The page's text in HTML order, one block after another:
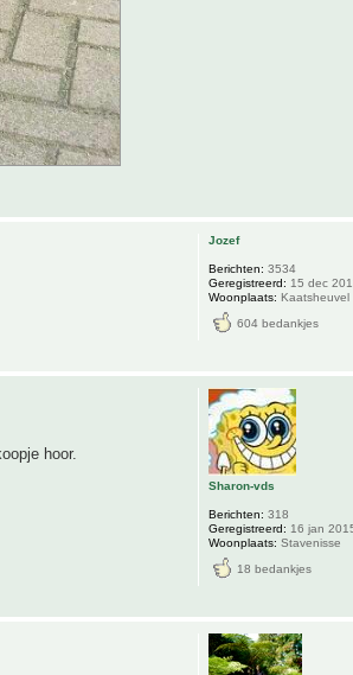
Jozef
Berichten: 3534
Geregistreerd: 15 dec
Woonplaats: Kaatsheuvel
604 bedankjes
hoor.
Sharon-vds
Berichten: 318
Geregistreerd: 16 jan
Woonplaats: Stavenisse
18 bedankjes